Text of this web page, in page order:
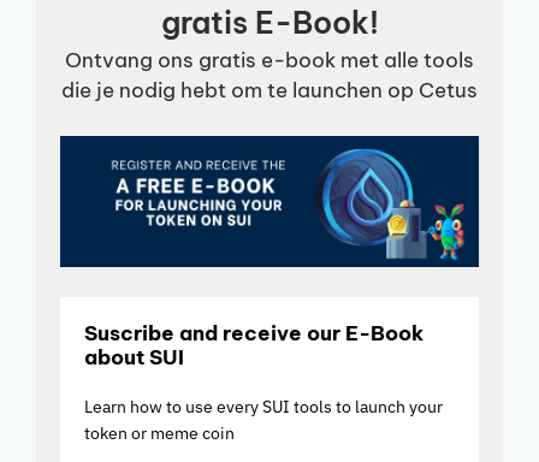
gratis E-Book!
Ontvang ons gratis e-book met alle tools
die je nodig hebt om te launchen op Cetus
Suscribe and receive our E-Book
about SUI
Learn how to use every SUI tools to launch your
token or meme coin